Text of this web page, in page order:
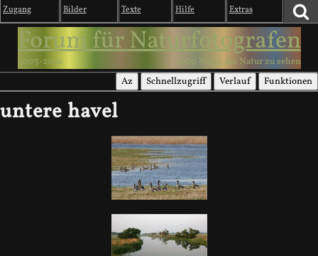
Zugang Bilder Texte Hilfe Extras
Forum für Naturfotografen
2003-2026 1000 Wege, die Natur zu sehen
Az Schnellzugriff Verlauf Funktionen
untere havel